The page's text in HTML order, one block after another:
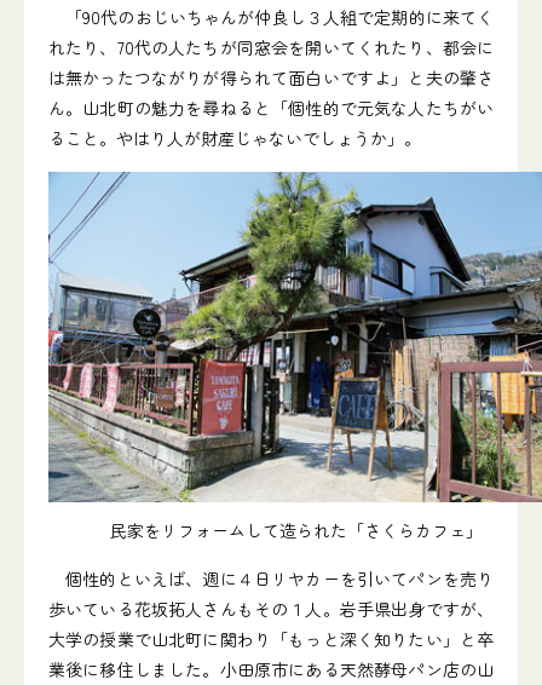
「90代のおじいちゃんが仲良し３人組で定期的に来てく
れたり、70代の人たちが同窓会を開いてくれたり、都会に
は無かったつながりが得られて面白いですよ」と夫の肇さ
ん。山北町の魅力を尋ねると「個性的で元気な人たちがい
ること。やはり人が財産じゃないでしょうか」。
民家をリフォームして造られた「さくらカフェ」
個性的といえば、週に４日リヤカーを引いてパンを売り
歩いている花坂拓人さんもその１人。岩手県出身ですが、
大学の授業で山北町に関わり「もっと深く知りたい」と卒
業後に移住しました。小田原市にある天然酵母パン店の山